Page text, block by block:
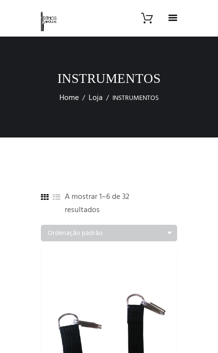
INSTRUMENTOS
Home Loja INSTRUMENTOS
A mostrar 1–6 de 32
resultados